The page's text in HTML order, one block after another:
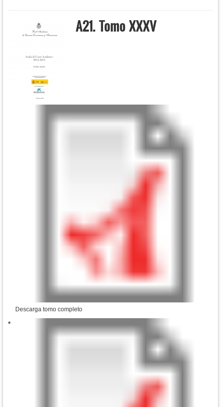
A21. Tomo XXXV
Descarga tomo completo